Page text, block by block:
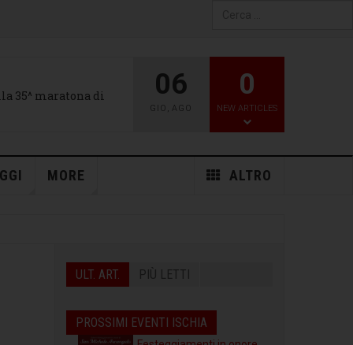
for results.
35^ maratona di
06
GIO , AGO
0
NEW ARTICLES
ALTRO
MORE
ULT. ART. PIÙ LETTI
PROSSIMI EVENTI ISCHIA